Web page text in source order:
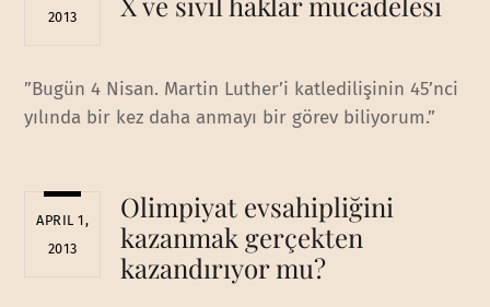
2013
”Bugün 4 Nisan. Martin Luther’i katledilişinin 45’nci
yılında bir kez daha anmayı bir görev biliyorum.”
APRIL 1,
2013
Olimpiyat evsahipliğini
kazanmak gerçekten
kazandırıyor mu?